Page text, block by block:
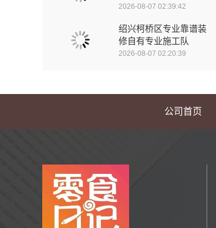
2026-08-07 02:39:42
绍兴柯桥区专业靠谱装
修自有专业施工队
2026-08-07 02:20:39
公司首页